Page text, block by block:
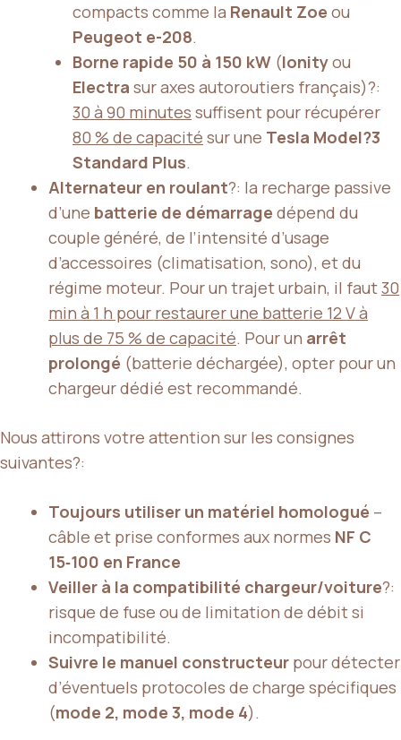
compacts comme la Renault Zoe ou
Peugeot e-208.
Borne rapide 50 à 150 kW (Ionityou
Electra sur axes autoroutiers français)?:
30 à 90 minutes suffisent pour récupérer
80 % de capacité sur une Tesla Model?3
Standard Plus.
Alternateur en roulant?: la recharge passive
d’une batterie de démarrage dépend du
couple généré, de l’intensité d’usage
d’accessoires (climatisation, sono), et du
régime moteur. Pour un trajet urbain, il faut30
min à 1 h pour restaurer une batterie 12 V à
plus de 75 % de capacité. Pour un arrêt
prolongé (batterie déchargée), opter pour un
chargeur dédié est recommandé.
Nous attirons votre attention sur les consignes
suivantes?:
Toujours utiliser un matériel homologué –
câble et prise conformes aux normes NF C
15‑100 en France
Veiller à la compatibilité chargeur/voiture?:
risque de fuse ou de limitation de débit si
incompatibilité.
Suivre le manuel constructeur pour détecter
d’éventuels protocoles de charge spécifiques
(mode 2, mode 3, mode 4).